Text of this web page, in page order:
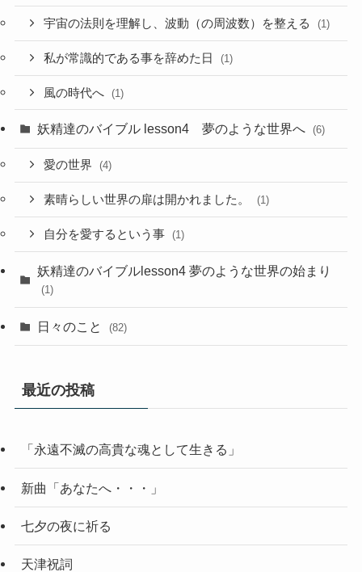
宇宙の法則を理解し、波動（の周波数）を整える (1)
私が常識的である事を辞めた日 (1)
風の時代へ (1)
妖精達のバイブル lesson4 夢のような世界へ (6)
愛の世界 (4)
素晴らしい世界の扉は開かれました。 (1)
自分を愛するという事 (1)
妖精達のバイブルlesson4 夢のような世界の始まり
(1)
日々のこと (82)
最近の投稿
「永遠不滅の高貴な魂として生きる」
新曲「あなたへ・・・」
七夕の夜に祈る
天津祝詞